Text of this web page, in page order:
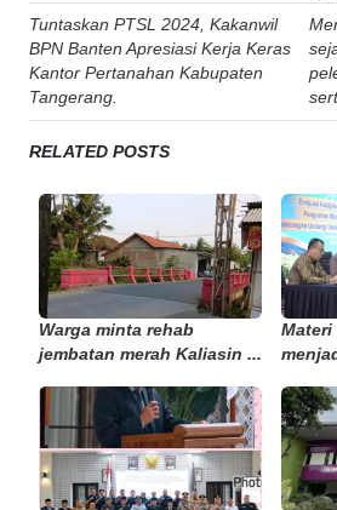
Post
navigation
Tuntaskan PTSL 2024, Kakanwil
BPN Banten Apresiasi Kerja Keras
Kantor Pertanahan Kabupaten
Tangerang.
RELATED POSTS
Warga minta rehab
jembatan merah Kaliasin ...
Materi